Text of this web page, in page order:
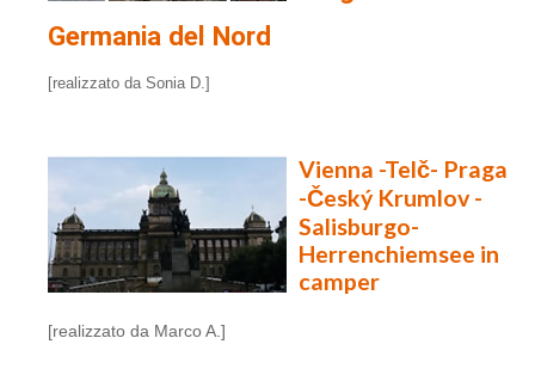
Germania del Nord
[realizzato da Sonia D.]
Vienna -Telč- Praga
-Český Krumlov -
Salisburgo-
Herrenchiemsee in
camper
[realizzato da Marco A.]